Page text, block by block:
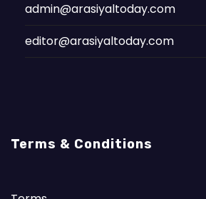
admin@arasiyaltoday.com
editor@arasiyaltoday.com
Terms & Conditions